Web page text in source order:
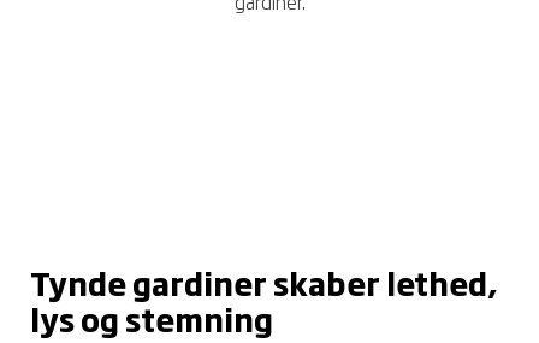
Tynde gardiner skaber lethed,
lys og stemning